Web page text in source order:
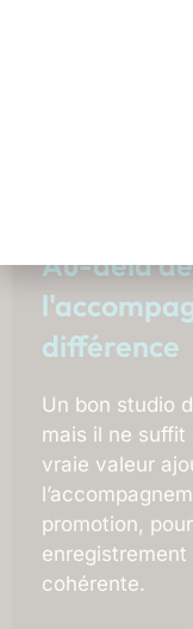
Au-delà
différence
Un bon studio
mais il ne suffit
vraie valeur
promotion,
cohérente.